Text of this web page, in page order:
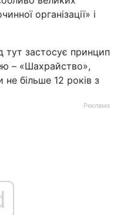
організації» і
тут застосує принцип
– «Шахрайство»,
більше 12 років з
Реклама